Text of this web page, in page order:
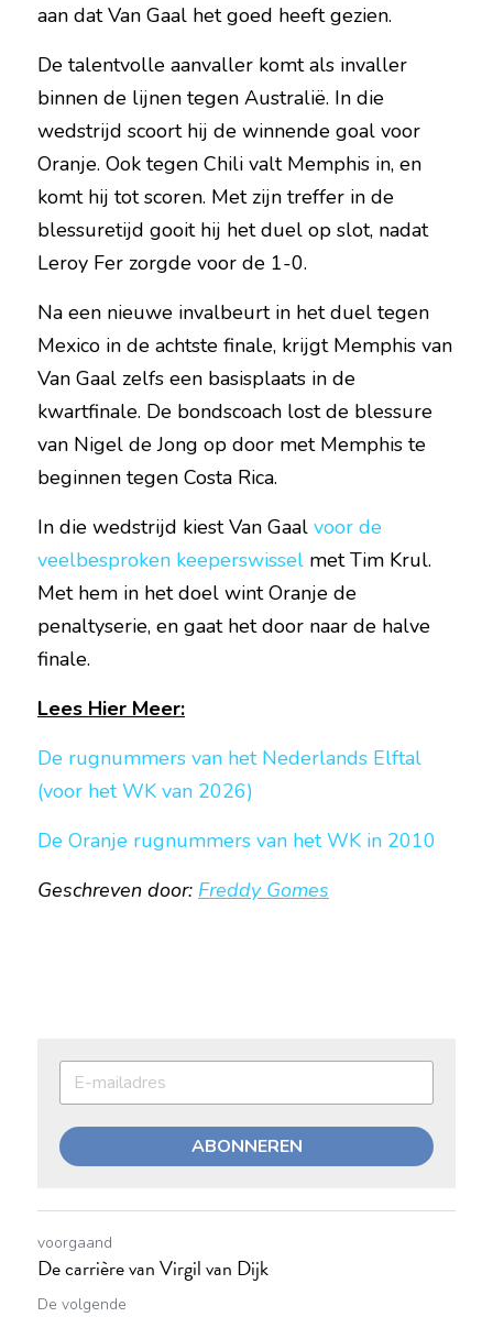
aan dat Van Gaal het goed heeft gezien.
De talentvolle aanvaller komt als invaller
binnen de lijnen tegen Australië. In die
wedstrijd scoort hij de winnende goal voor
Oranje. Ook tegen Chili valt Memphis in, en
komt hij tot scoren. Met zijn treffer in de
blessuretijd gooit hij het duel op slot, nadat
Leroy Fer zorgde voor de 1-0.
Na een nieuwe invalbeurt in het duel tegen
Mexico in de achtste finale, krijgt Memphis van
Van Gaal zelfs een basisplaats in de
kwartfinale. De bondscoach lost de blessure
van Nigel de Jong op door met Memphis te
beginnen tegen Costa Rica.
In die wedstrijd kiest Van Gaal voor de
veelbesproken keeperswissel met Tim Krul.
Met hem in het doel wint Oranje de
penaltyserie, en gaat het door naar de halve
finale.
Lees Hier Meer:
De rugnummers van het Nederlands Elftal
(voor het WK van 2026)
De Oranje rugnummers van het WK in 2010
Geschreven door: Freddy Gomes
ABONNEREN
voorgaand
De carrière van Virgil van Dijk
De volgende